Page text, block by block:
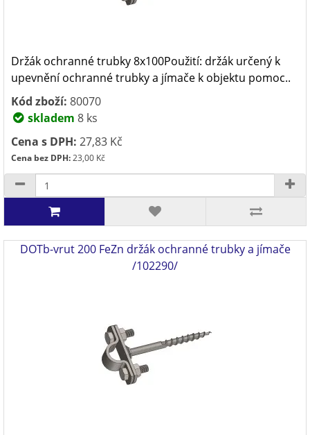
Držák ochranné trubky 8x100Použití: držák určený k
upevnění ochranné trubky a jímače k objektu pomoc..
Kód zboží: 80070
skladem 8 ks
Cena s DPH: 27,83 Kč
Cena bez DPH:23,00 Kč
DOTb-vrut 200 FeZn držák ochranné trubky a jímače
/102290/